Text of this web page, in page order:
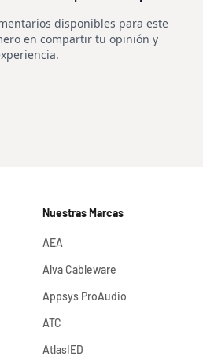
Nuestras Marcas
AEA
Alva Cableware
Appsys ProAudio
ATC
AtlasIED